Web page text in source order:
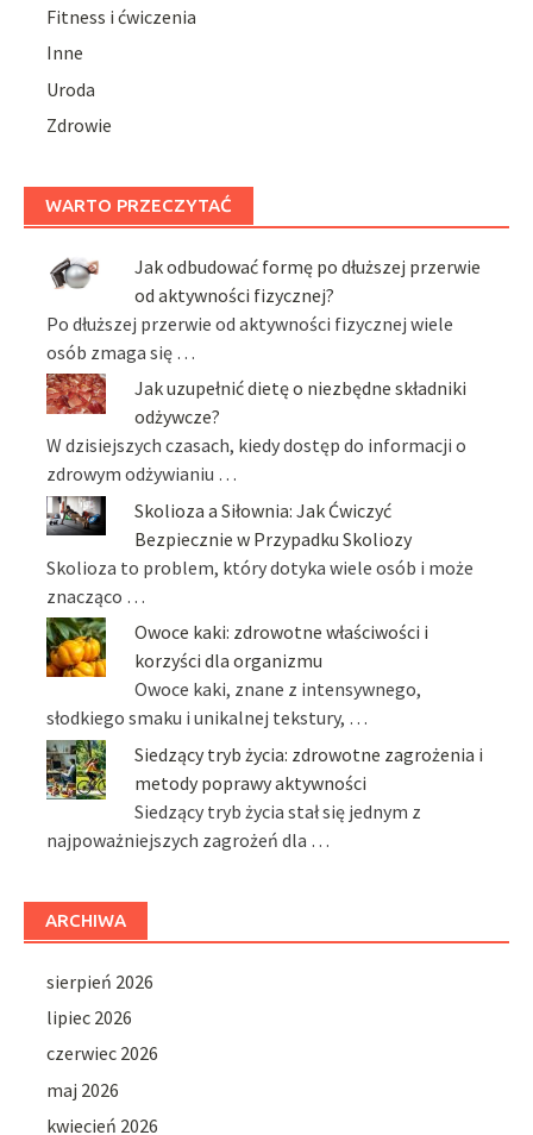
Fitness i ćwiczenia
Inne
Uroda
Zdrowie
WARTO PRZECZYTAĆ
Jak odbudować formę po dłuższej przerwie
od aktywności fizycznej?
Po dłuższej przerwie od aktywności fizycznej wiele
osób zmaga się …
Jak uzupełnić dietę o niezbędne składniki
odżywcze?
W dzisiejszych czasach, kiedy dostęp do informacji o
zdrowym odżywianiu …
Skolioza a Siłownia: Jak Ćwiczyć
Bezpiecznie w Przypadku Skoliozy
Skolioza to problem, który dotyka wiele osób i może
znacząco …
Owoce kaki: zdrowotne właściwości i
korzyści dla organizmu
Owoce kaki, znane z intensywnego,
słodkiego smaku i unikalnej tekstury, …
Siedzący tryb życia: zdrowotne zagrożenia i
metody poprawy aktywności
Siedzący tryb życia stał się jednym z
najpoważniejszych zagrożeń dla …
ARCHIWA
sierpień 2026
lipiec 2026
czerwiec 2026
maj 2026
kwiecień 2026